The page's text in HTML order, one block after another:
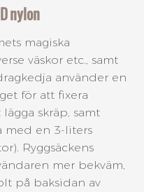
nylon
magiska
väskor etc., samt
använder en
för att fixera
skräp, samt
med en 3-liters
Ryggsäckens
mer bekväm,
på baksidan av